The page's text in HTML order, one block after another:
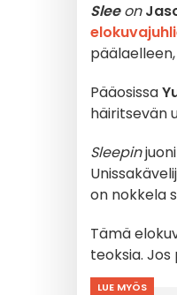
Sleeon
Pääosissa
häiritsevän
Sleepin
on nokkela
Tämä
teoksia. Jos
LUE MYÖS